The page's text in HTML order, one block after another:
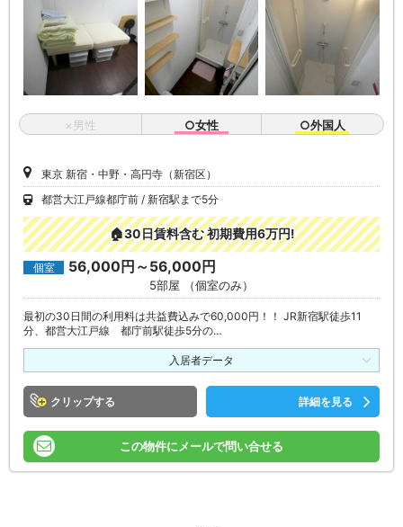
×男性 ○女性 ○外国人
東京 新宿・中野・高円寺（新宿区）
都営大江戸線都庁前
新宿駅まで5分
🏠30日賃料含む 初期費用6万円!
個室 56,000円～56,000円
5部屋 （個室のみ）
最初の30日間の利用料は共益費込みで60,000円！！ JR新宿駅徒歩11
分、都営大江戸線 都庁前駅徒歩5分の…
入居者データ
クリップ 詳細を見る
この物件にメールで問い合せる